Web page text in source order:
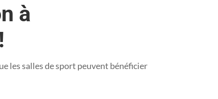
à
les salles de sport peuvent bénéficier